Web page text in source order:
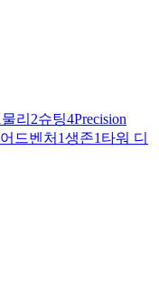
물리 2슈팅4Precision
어드벤처 1생존1 타워 디